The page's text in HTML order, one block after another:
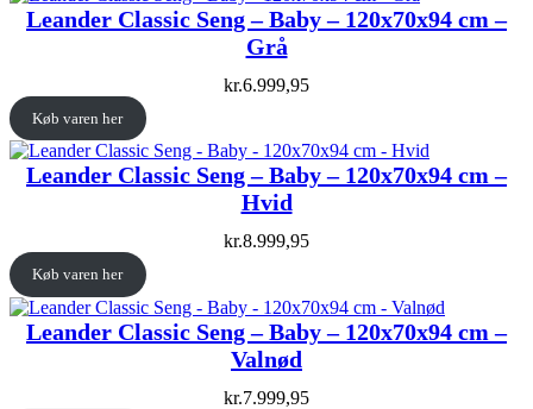
Leander Classic Seng – Baby – 120x70x94 cm –
Grå
kr.6.999,95
Køb varen her
Leander Classic Seng – Baby – 120x70x94 cm –
Hvid
kr.8.999,95
Køb varen her
Leander Classic Seng – Baby – 120x70x94 cm –
Valnød
kr.7.999,95